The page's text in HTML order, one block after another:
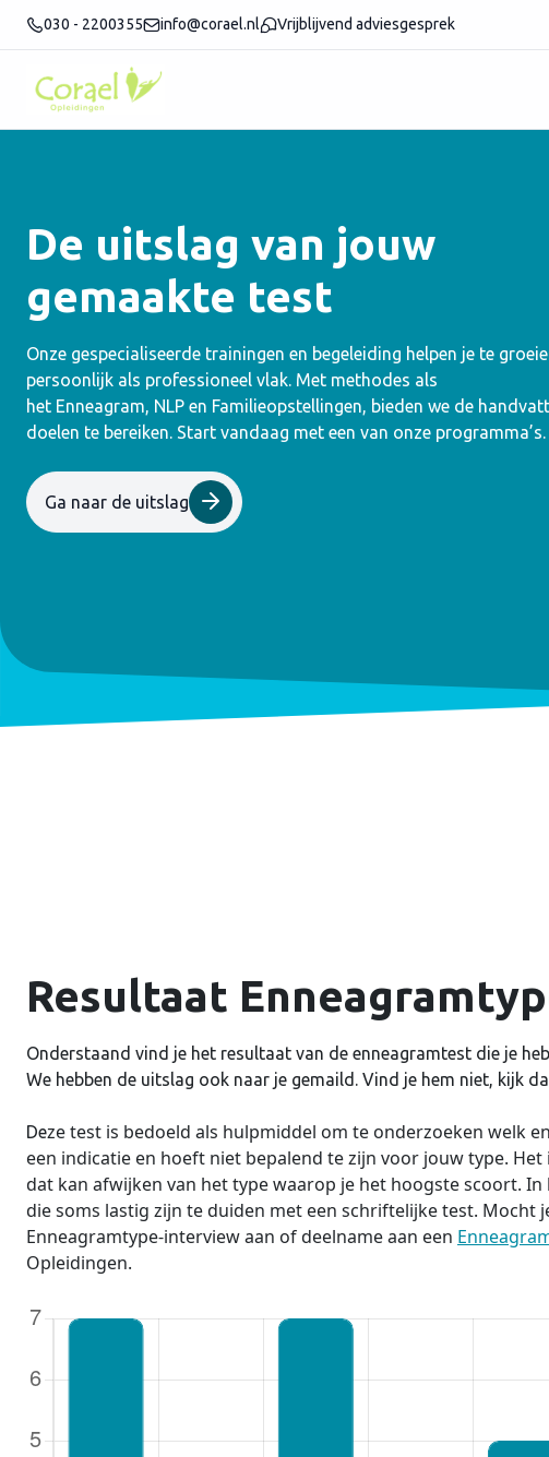
030 - 2200355 info@corael.nl Vrijblijvend adviesgesprek
De uitslag van jouw
gemaakte test
Onze gespecialiseerde trainingen en begeleiding helpen je te
persoonlijk als professioneel vlak. Met methodes als
het Enneagram, NLP en Familieopstellingen, bieden we de
doelen te bereiken. Start vandaag met een van onze programma’s.
Ga naar de uitslag
Resultaat
Onderstaand vind je het resultaat van de enneagramtest die je
We hebben de uitslag ook naar je gemaild. Vind je hem niet, kijk
Deze test is bedoeld als hulpmiddel om te onderzoeken welk
een indicatie en hoeft niet bepalend te zijn voor jouw type.
dat kan afwijken van het type waarop je het hoogste scoort.
die soms lastig zijn te duiden met een schriftelijke test. Mocht
Enneagramtype-interview aan of deelname aan een
Opleidingen.